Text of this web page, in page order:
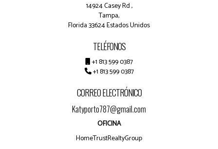
14924 Casey Rd ,
Tampa,
Florida 33624 Estados Unidos
TELÉFONOS
+1 813 599 0387
+1 813 599 0387
CORREO ELECTRÓNICO
Katyporto787@gmail.com
OFICINA
HomeTrustRealtyGroup